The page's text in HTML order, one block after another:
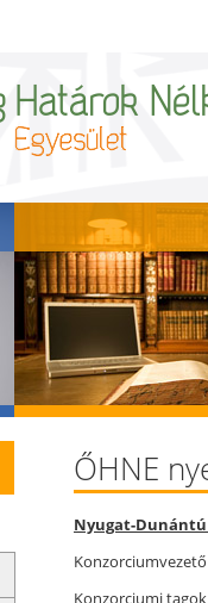
ŐHNE
Nyugat-
Konzorciumvezető: